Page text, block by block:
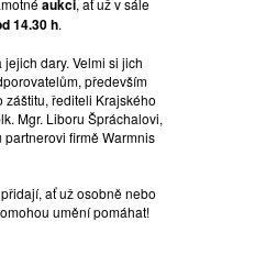
aukci, ať už v sále
14.30 h.
dary. Velmi si jich
především
řediteli Krajského
Mgr. Liboru Špráchalovi,
firmě Warmnis
ať už osobně nebo
umění pomáhat!